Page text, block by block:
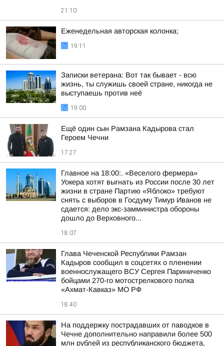
21:10
Еженедельная авторская колонка;
19:11
Записки ветерана: Вот так бывает - всю
жизнь, ты служишь своей стране, никогда не
выступаешь против неё
19:00
Ещё один сын Рамзана Кадырова стал
Героем Чечни
17:27
Главное на 18:00:. «Веселого фермера»
Уокера хотят выгнать из России после 30 лет
жизни в стране Партию «Яблоко» требуют
снять с выборов в Госдуму Тимур Иванов не
сдается: дело экс-замминистра обороны
дошло до Верховного...
18:07
Глава Чеченской Республики Рамзан
Кадыров сообщил в соцсетях о пленении
военнослужащего ВСУ Сергея Париниченко
бойцами 270-го мотострелкового полка
«Ахмат-Кавказ» МО РФ
18:40
На поддержку пострадавших от паводков в
Чечне дополнительно направили более 500
млн рублей из республиканского бюджета,